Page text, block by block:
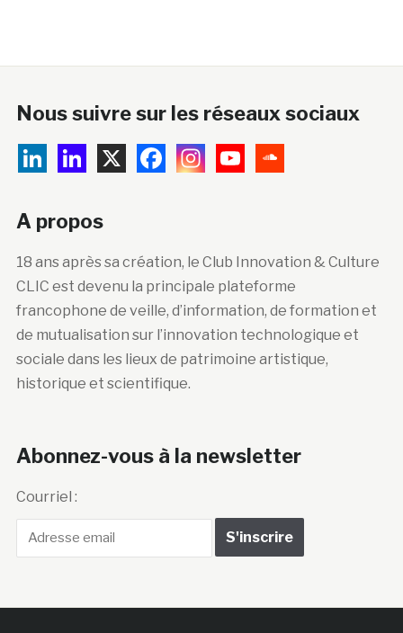
Nous suivre sur les réseaux sociaux
A propos
18 ans après sa création, le Club Innovation & Culture
CLIC est devenu la principale plateforme
francophone de veille, d’information, de formation et
de mutualisation sur l’innovation technologique et
sociale dans les lieux de patrimoine artistique,
historique et scientifique.
Abonnez-vous à la newsletter
Courriel :